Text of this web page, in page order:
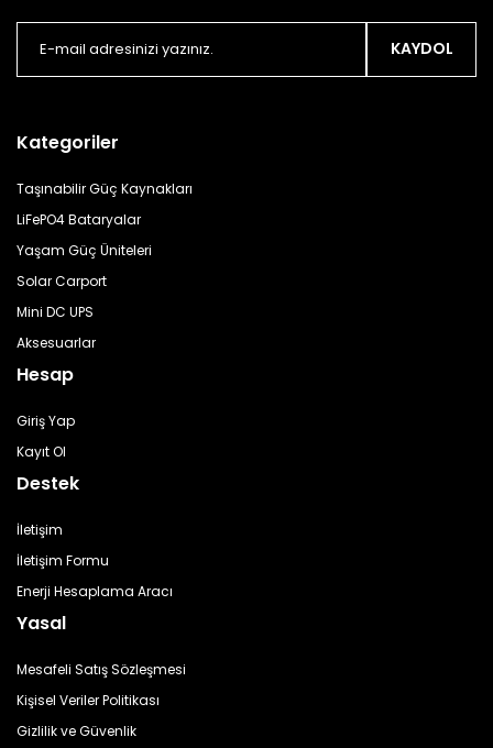
KAYDOL
Kategoriler
Taşınabilir Güç Kaynakları
LiFePO4 Bataryalar
Yaşam Güç Üniteleri
Solar Carport
Mini DC UPS
Aksesuarlar
Hesap
Giriş Yap
Kayıt Ol
Destek
İletişim
İletişim Formu
Enerji Hesaplama Aracı
Yasal
Mesafeli Satış Sözleşmesi
Kişisel Veriler Politikası
Gizlilik ve Güvenlik